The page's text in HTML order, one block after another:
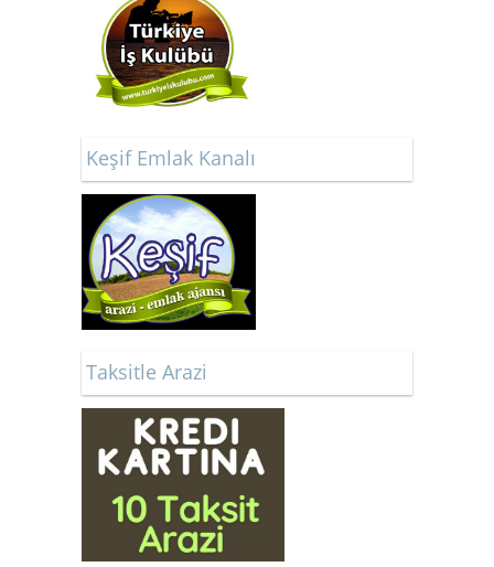
Keşif Emlak Kanalı
Taksitle Arazi